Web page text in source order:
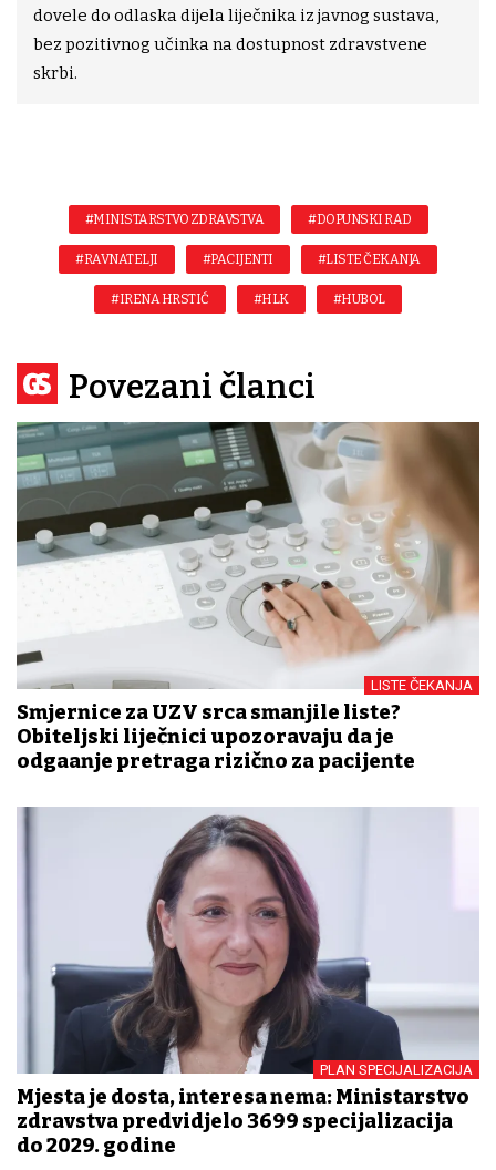
dovele do odlaska dijela liječnika iz javnog sustava,
bez pozitivnog učinka na dostupnost zdravstvene
skrbi.
#MINISTARSTVO ZDRAVSTVA #DOPUNSKI RAD
#RAVNATELJI #PACIJENTI #LISTE ČEKANJA
#IRENA HRSTIĆ #HLK #HUBOL
Povezani članci
LISTE ČEKANJA
Smjernice za UZV srca smanjile liste?
Obiteljski liječnici upozoravaju da je
odgađanje pretraga rizično za pacijente
PLAN SPECIJALIZACIJA
Mjesta je dosta, interesa nema: Ministarstvo
zdravstva predvidjelo 3699 specijalizacija
do 2029. godine